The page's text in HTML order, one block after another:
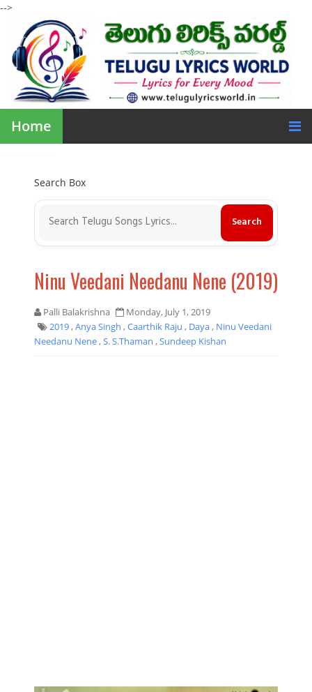
-->
Home
Search Box
Ninu Veedani Needanu Nene (2019)
Palli Balakrishna
Monday, July 1, 2019
2019,Anya Singh ,Caarthik Raju , Daya, Ninu Veedani
Needanu Nene,S. S.Thaman ,Sundeep Kishan